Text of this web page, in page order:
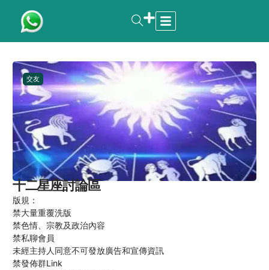
交友
十二星座討論區
版規：
禁大量重覆洗版
禁色情、宗教及政治內容
禁私聊會員
未經主持人同意不可發放廣告和宣傳資訊
禁發佈群Link